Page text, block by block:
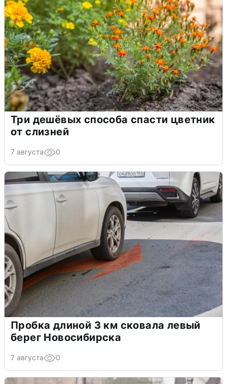
Три дешёвых способа спасти цветник
от слизней
7 августа 0
Пробка длиной 3 км сковала левый
берег Новосибирска
7 августа 0